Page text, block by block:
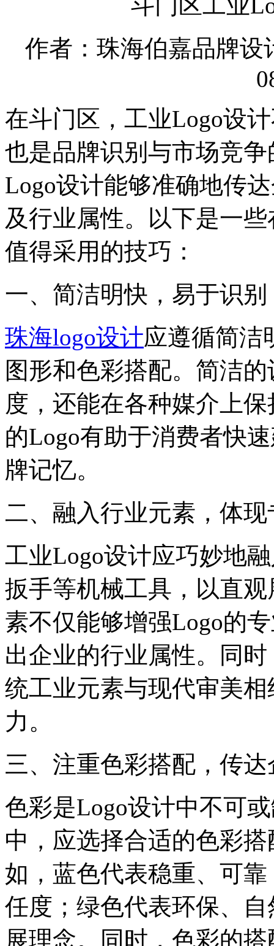
斗门区工业
作者：珠海伯嘉品牌设
在斗门区，工业Logo设
也是品牌识别与市场竞
Logo设计能够准确地传
及行业属性。以下是一
值得采用的技巧：
一、简洁明快，易于识别
珠海logo设计应遵循简洁
图形和色彩搭配。简洁
度，还能在各种媒介上
的Logo有助于消费者快
牌记忆。
二、融入行业元素，体现
工业Logo设计应巧妙地
扳手等机械工具，以直
素不仅能够增强Logo的
出企业的行业属性。同
统工业元素与现代审美
力。
三、注重色彩搭配，传
色彩是Logo设计中不可
中，应选择合适的色彩
如，蓝色代表稳重、可
任度；绿色代表环保、
展理念。同时，色彩的